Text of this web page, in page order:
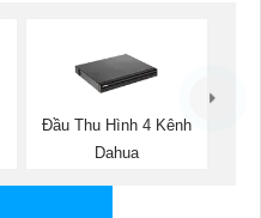
Đầu Thu Hình 4 Kênh
Dahua